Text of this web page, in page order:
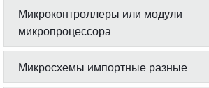
Микроконтроллеры или модули
микропроцессора
Микросхемы импортные разные